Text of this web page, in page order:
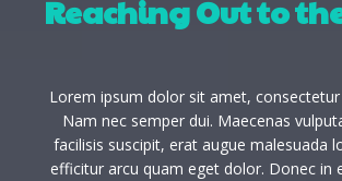
Reaching Out to
Lorem ipsum dolor sit amet, consectetur
Nam nec semper dui. Maecenas
facilisis suscipit, erat augue malesuada
efficitur arcu quam eget dolor. Donec in